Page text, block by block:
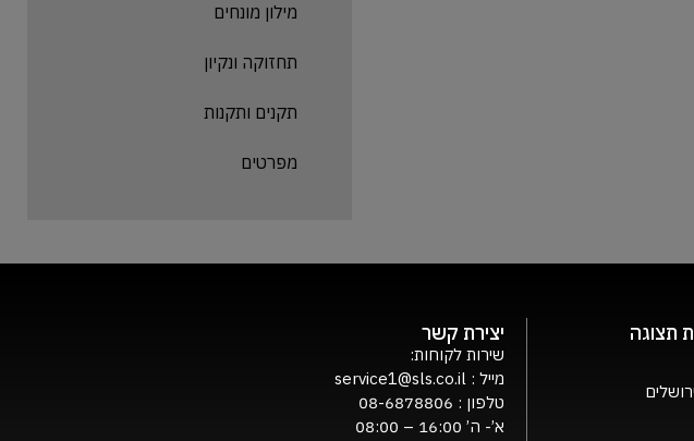
מילון מונחים
תחזוקה ונקיון
תקנים ותקנות
מפרטים
תצוגה יצירת קשר
שירות לקוחות:
מייל : service1@sls.co.il
טלפון : 08-6878806
א’- ה’ 16:00 – 08:00